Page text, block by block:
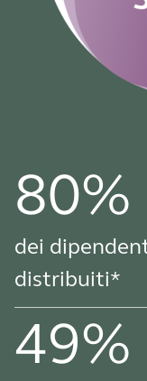
80%
dei
distribuiti*
49%